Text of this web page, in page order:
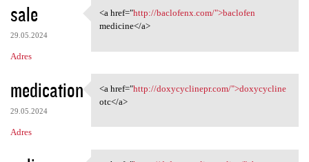
sale
29.05.2024
Adres
<a href="http://baclofenx.com
<a href="http://baclofenx.com/">baclofen
medicine</a>
medication
29.05.2024
Adres
<a href="http://doxycyclinepr
<a href="http://doxycyclinepr.com/">doxycycline
otc</a>